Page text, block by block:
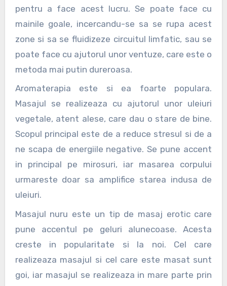
pentru a face acest lucru. Se poate face cu
mainile goale, incercandu-se sa se rupa acest
zone si sa se fluidizeze circuitul limfatic, sau se
poate face cu ajutorul unor ventuze, care este o
metoda mai putin dureroasa.
Aromaterapia este si ea foarte populara.
Masajul se realizeaza cu ajutorul unor uleiuri
vegetale, atent alese, care dau o stare de bine.
Scopul principal este de a reduce stresul si de a
ne scapa de energiile negative. Se pune accent
in principal pe mirosuri, iar masarea corpului
urmareste doar sa amplifice starea indusa de
uleiuri.
Masajul nuru este un tip de masaj erotic care
pune accentul pe geluri alunecoase. Acesta
creste in popularitate si la noi. Cel care
realizeaza masajul si cel care este masat sunt
goi, iar masajul se realizeaza in mare parte prin